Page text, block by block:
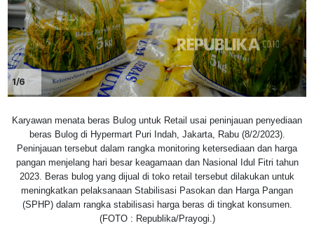
1/6
Karyawan menata beras Bulog untuk Retail usai peninjauan penyediaan
beras Bulog di Hypermart Puri Indah, Jakarta, Rabu (8/2/2023).
Peninjauan tersebut dalam rangka monitoring ketersediaan dan harga
pangan menjelang hari besar keagamaan dan Nasional Idul Fitri tahun
2023. Beras bulog yang dijual di toko retail tersebut dilakukan untuk
meningkatkan pelaksanaan Stabilisasi Pasokan dan Harga Pangan
(SPHP) dalam rangka stabilisasi harga beras di tingkat konsumen.
(FOTO : Republika/Prayogi.)